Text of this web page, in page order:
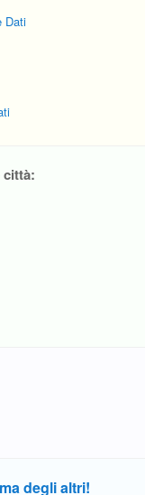
Dati
città:
degli altri!